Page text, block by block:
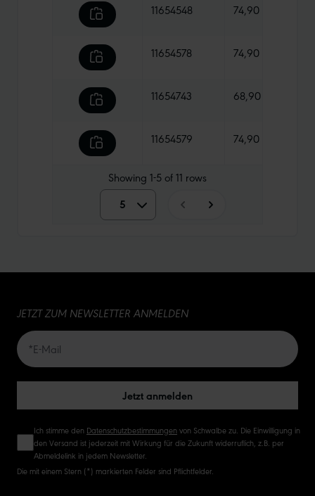
11654548 74,90 €
11654578 74,90 €
11654743 68,90 €
11654579 74,90 €
Showing 1-5of11 rows
5 5
20
JETZT ZUM NEWSLETTER ANMELDEN
Jetzt anmelden
Ich stimme den Datenschutzbestimmungen von Schwalbe zu. Die Einwilligung in
den Versand ist jederzeit mit Wirkung für die Zukunft widerruflich, z.B. per
Abmeldelink in jedem Newsletter.
Die mit einem Stern (*) markierten Felder sind Pflichtfelder.